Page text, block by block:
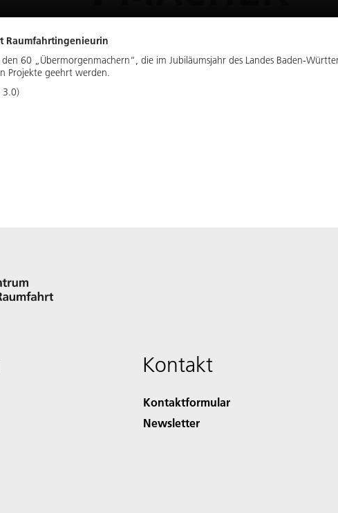
Raumfahrtingenieurin
60 „Übermorgenmachern“, die im Jubiläumsjahr des Landes Baden-
Projekte geehrt werden.
3.0)
Kontakt
Kontaktformular
Newsletter